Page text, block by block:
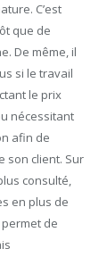
C’est
que de
De même, il
si le travail
le prix
nécessitant
afin de
son client. Sur
consulté,
en plus de
de